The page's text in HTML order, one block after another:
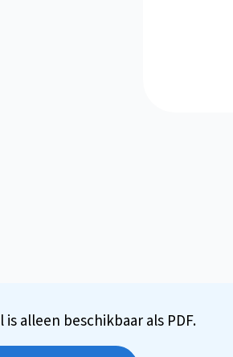
is alleen beschikbaar als PDF.